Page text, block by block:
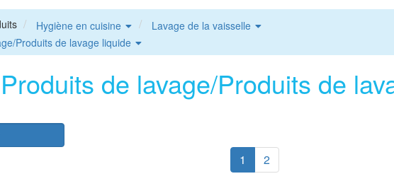
Hygiène en cuisine
Lavage de la vaisselle
Produits de lavage liquide
Produits de lavage/Produits de
1 2